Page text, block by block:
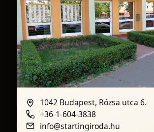
1042 Budapest, Rózsa utca 6.
+36-1-604-3838
info@startingiroda.hu